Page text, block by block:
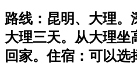
路线：昆明、大理。
大理三天。从大理坐
回家。住宿：可以